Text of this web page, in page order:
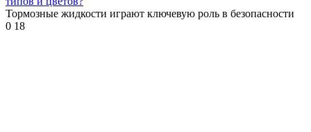
Тормозные жидкости играют ключевую роль в безопасности
0 18